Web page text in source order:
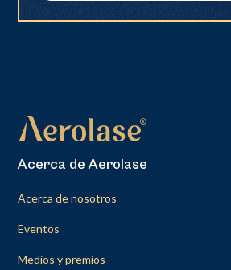
Acerca de Aerolase
Acerca de nosotros
Eventos
Medios y premios